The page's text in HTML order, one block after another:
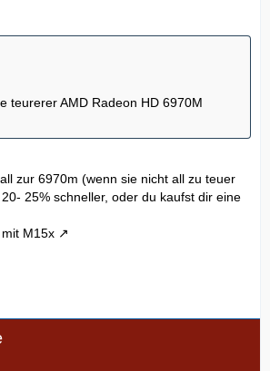
teurerer AMD Radeon HD 6970M
zur 6970m (wenn sie nicht all zu teuer
25% schneller, oder du kaufst dir eine
M15x